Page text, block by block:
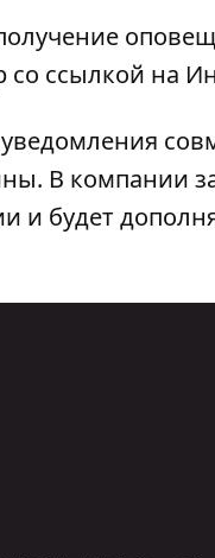
со ссылкой на
В компании
и будет